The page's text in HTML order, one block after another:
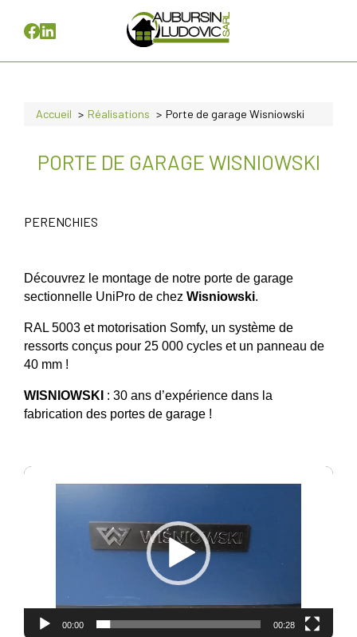
Accueil Réalisations Porte de garage Wisniowski
PORTE DE GARAGE WISNIOWSKI
PERENCHIES
Découvrez le montage de notre porte de garage
sectionnelle UniPro de chez Wisniowski.
RAL 5003 et motorisation Somfy, un système de
ressorts conçus pour 25 000 cycles et un panneau de
40 mm !
WISNIOWSKI : 30 ans d’expérience dans la
fabrication des portes de garage !
Lecteur
00:00 00:28